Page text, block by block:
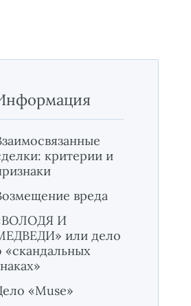
критерии и
вреда
И
или дело
«скандальных
«Muse»